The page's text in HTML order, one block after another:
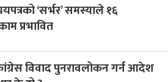
‘सर्भर’ समस्याले १६
प्रभावित
विवाद पुनरावलोकन गर्न आदेश